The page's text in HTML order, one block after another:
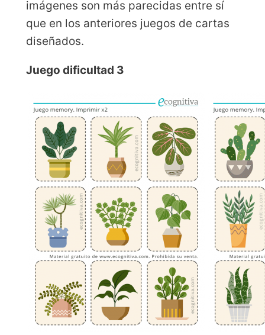
imágenes son más parecidas entre sí
que en los anteriores juegos de cartas
diseñados.
Juego dificultad 3